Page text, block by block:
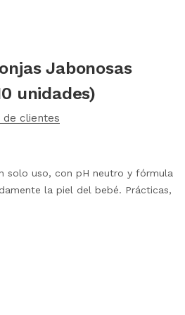
Jabonosas
unidades)
de clientes
solo uso, con pH neutro y fórmula
la piel del bebé. Prácticas,